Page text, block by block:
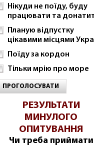
Нікуди не поїду, буду
працювати та
Планую відпустку
цікавими місцями
Поїду за кордон
Тільки мрію про море
ПРОГОЛОСУВАТИ
РЕЗУЛЬТАТИ
МИНУЛОГО
ОПИТУВАННЯ
Чи треба приймати